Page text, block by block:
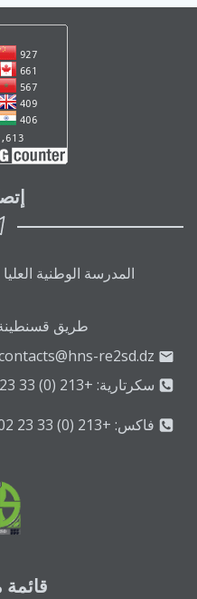
المدرسة الوطنية
طريق قسنطينة. فسديس
re2sd.dz
سكرتارية: +213 (0) 33 23 03 31
فاكس: +213 (0) 33 23 02 64